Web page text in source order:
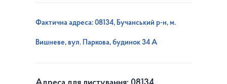
Фактична адреса: 08134, Бучанський р-н, м.
Вишневе, вул. Паркова, будинок 34 А